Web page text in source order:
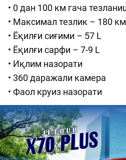
• 0 дан 100 км гача
• Максимал тезлик – 180
• Ёқилғи сиғими – 57 L
• Ёқилғи сарфи – 7-9 L
• Иқлим назорати
• 360 даражали камера
• Фаол круиз назорати